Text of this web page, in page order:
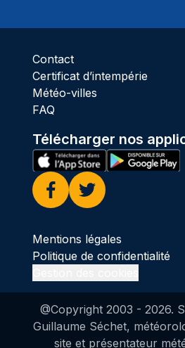
Contact
Certificat d’intempérie
Météo-villes
FAQ
Télécharger nos
Facebook
Twitter
Mentions légales
Politique de confidentialité
@Copyright 2003 - 2026.
Guillaume Séchet,
site et présentateur